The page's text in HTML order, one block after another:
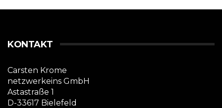
KONTAKT
Carsten Krome
netzwerkeins GmbH
Astastraße 1
D-33617 Bielefeld